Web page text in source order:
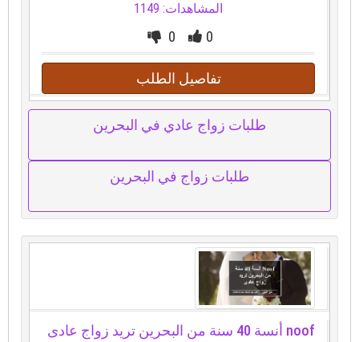
المشاهدات: 1149
0
0
تفاصيل الطلب
طلبات زواج عادي في البحرين
طلبات زواج في البحرين
noof أنسة 40 سنة من البحرين تريد زواج عادى